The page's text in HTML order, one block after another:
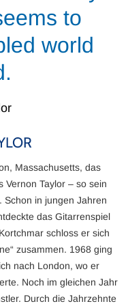
to
world
Massachusetts, das
Vernon Taylor – so sein
Schon in jungen Jahren
das Gitarrenspiel
schloss er sich
zusammen. 1968 ging
nach London, wo er
Noch im gleichen Jahr
Durch die Jahrzehnte